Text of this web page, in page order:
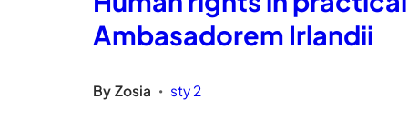
Ambasadorem Irlandii
By Zosia • sty 2